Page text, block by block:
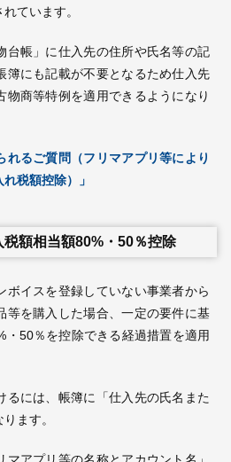
ています。
台帳」に仕入先の住所や氏名等の記
簿にも記載が不要となるため仕入先
物商等特例を適用できるようになり
れるご質問（フリマアプリ等により
税額控除）」
額相当額80%・50％控除
ボイスを登録していない事業者から
等を購入した場合、一定の要件に基
・50％を控除できる経過措置を適用
るには、帳簿に「仕入先の氏名また
ます。